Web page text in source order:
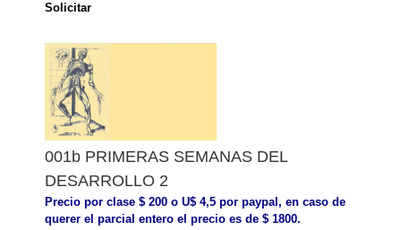
Solicitar
001b PRIMERAS SEMANAS DEL
DESARROLLO 2
Precio por clase $ 200 o U$ 4,5 por paypal, en caso de
querer el parcial entero el precio es de $ 1800.